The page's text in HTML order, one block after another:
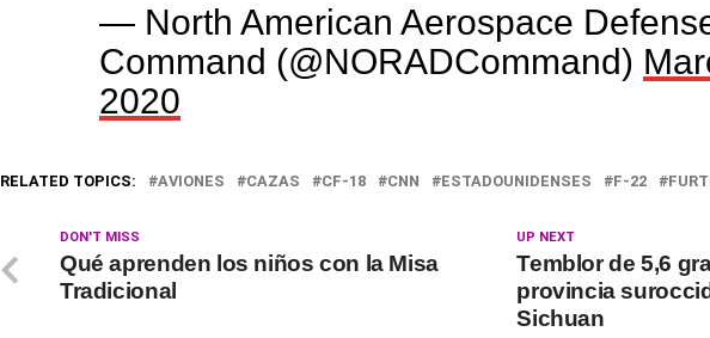
— North American Aerospace
Command (@NORADCommand)
2020
RELATED TOPICS: AVIONES CAZAS CF-18 CNN ESTADOUNIDENSES F-22
UP NEXT
Temblor de 5,6
provincia
Sichuan
DON'T MISS
Qué aprenden los niños con la Misa
Tradicional